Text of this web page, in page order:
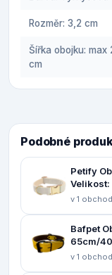
Rozměr: 3,2 cm
Šířka obojku: max
cm
Podobné
Petify
Velikost:
v 1
Bafpet
65cm/
v 1